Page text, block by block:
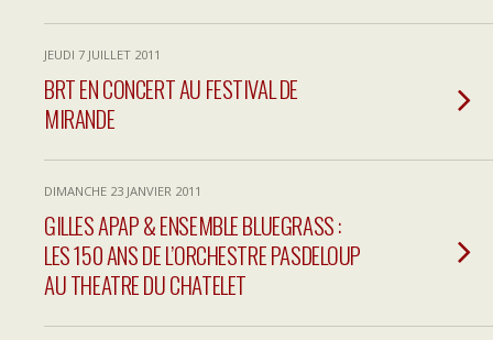
JEUDI 7 JUILLET 2011
BRT EN CONCERT AU FESTIVAL DE
MIRANDE
DIMANCHE 23 JANVIER 2011
GILLES APAP & ENSEMBLE BLUEGRASS :
LES 150 ANS DE L’ORCHESTRE PASDELOUP
AU THEATRE DU CHATELET